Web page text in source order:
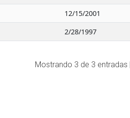
12/15/2001
2/28/1997
Mostrando 3 de 3 entradas